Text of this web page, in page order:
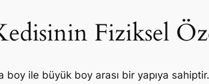
Fiziksel
ile büyük boy arası bir yapıya